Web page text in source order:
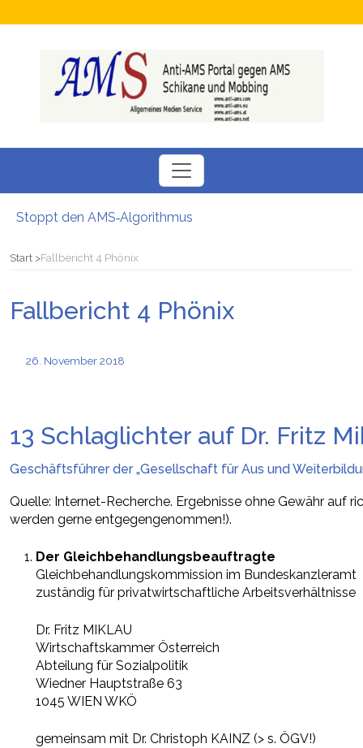
Neuer SÖBSA inservice Feldbach
Stoppt den AMS‑Algorithmus
Start Fallbericht 4 Phönix
Fallbericht 4 Phönix
26. November 2018
13 Schlaglichter auf Dr. Fritz
Geschäftsführer der „Gesellschaft für Aus und
Quelle: Internet-Recherche. Ergebnisse ohne Gewähr auf
werden gerne entgegengenommen!).
Der Gleichbehandlungsbeauftragte
Gleichbehandlungskommission im Bundeskanzleramt
zuständig für privatwirtschaftliche Arbeitsverhältnisse
Dr. Fritz MIKLAU
Wirtschaftskammer Österreich
Abteilung für Sozialpolitik
Wiedner Hauptstraße 63
1045 WIEN WKÖ
gemeinsam mit Dr. Christoph KAINZ (> s. ÖGV!)